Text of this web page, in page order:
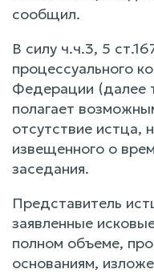
сообщил.
В силу ч.ч.3, 5
процессуального
Федерации (далее
полагает
отсутствие
извещенного о
заседания.
Представитель
заявленные
полном объеме,
основаниям,